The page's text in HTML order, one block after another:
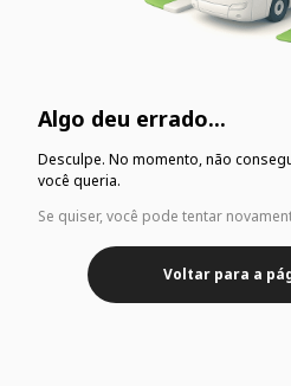
Algo deu errado...
Desculpe. No momento, não
você queria.
Se quiser, você pode tentar
Voltar para a